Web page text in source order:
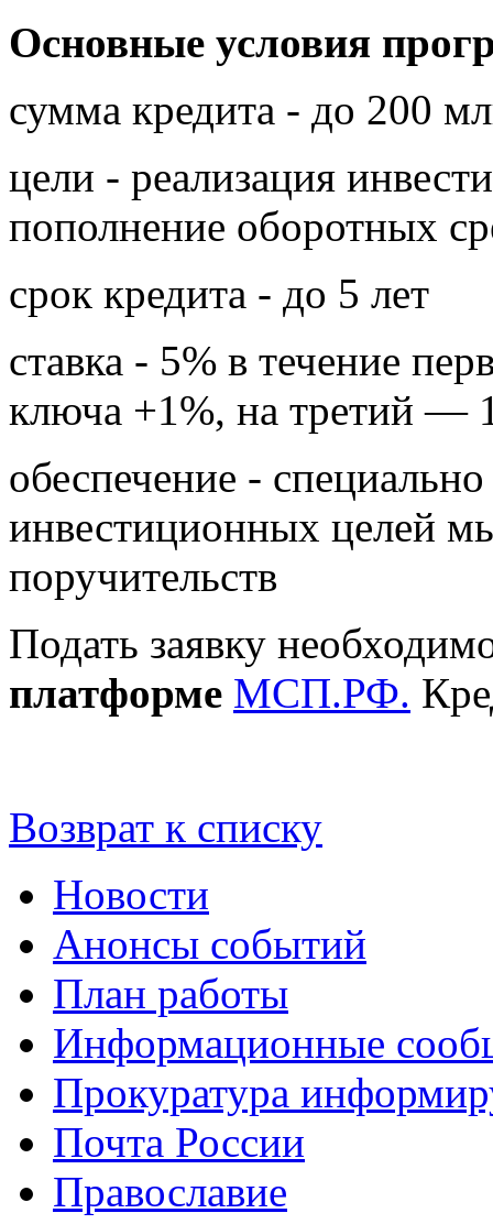
Основные условия
сумма кредита - до 200
цели - реализация
пополнение оборотных
срок кредита - до 5 лет
ставка - 5% в течение
ключа +1%, на третий —
обеспечение -
инвестиционных целей
поручительств
Подать заявку
платформе МСП.РФ.
Возврат к списку
Новости
Анонсы событий
План работы
Информационные
Прокуратура
Почта России
Православие